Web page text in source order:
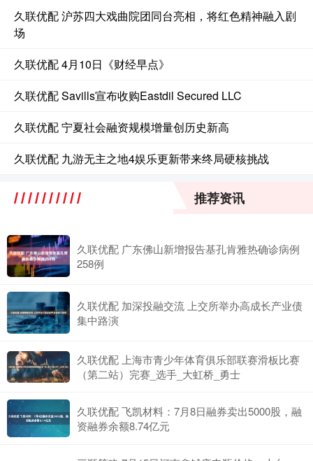
久联优配 沪苏四大戏曲院团同台亮相，将红色精神融入剧
场
久联优配 4月10日《财经早点》
久联优配 Savills宣布收购Eastdil Secured LLC
久联优配 宁夏社会融资规模增量创历史新高
久联优配 九游无主之地4娱乐更新带来终局硬核挑战
推荐资讯
久联优配 广东佛山新增报告基孔肯雅热确诊病例
258例
久联优配 加深投融交流 上交所举办高成长产业债
集中路演
久联优配 上海市青少年体育俱乐部联赛滑板比赛
（第二站）完赛_选手_大虹桥_勇士
久联优配 飞凯材料：7月8日融券卖出5000股，融
资融券余额8.74亿元